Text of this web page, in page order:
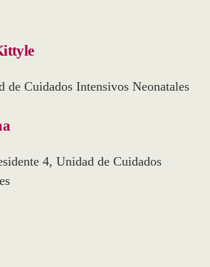
de Cuidados Intensivos Neonatales
4, Unidad de Cuidados